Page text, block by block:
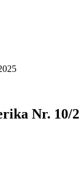
Nr. 10/